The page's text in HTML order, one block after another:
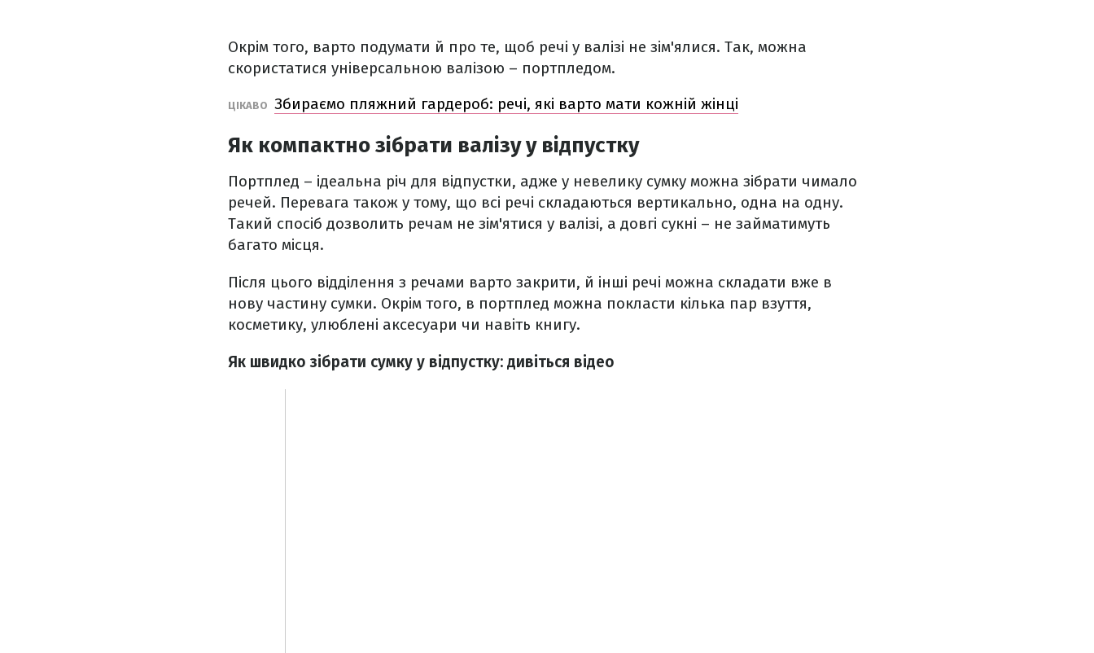
Окрім того, варто подумати й про те, щоб речі у валізі не зім'ялися. Так, можна
скористатися універсальною валізою – портпледом.
ЦІКАВО Збираємо пляжний гардероб: речі, які варто мати кожній жінці
Як компактно зібрати валізу у відпустку
Портплед – ідеальна річ для відпустки, адже у невелику сумку можна зібрати чимало
речей. Перевага також у тому, що всі речі складаються вертикально, одна на одну.
Такий спосіб дозволить речам не зім'ятися у валізі, а довгі сукні – не займатимуть
багато місця.
Після цього відділення з речами варто закрити, й інші речі можна складати вже в
нову частину сумки. Окрім того, в портплед можна покласти кілька пар взуття,
косметику, улюблені аксесуари чи навіть книгу.
Як швидко зібрати сумку у відпустку: дивіться відео